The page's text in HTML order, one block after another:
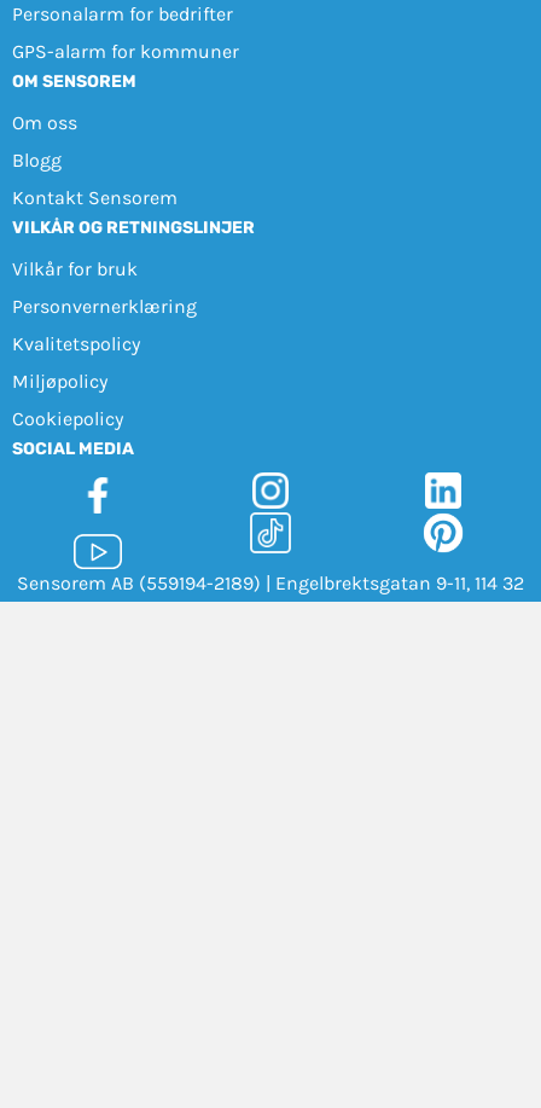
Personalarm for bedrifter
GPS-alarm for kommuner
OM SENSOREM
Om oss
Blogg
Kontakt Sensorem
VILKÅR OG RETNINGSLINJER
Vilkår for bruk
Personvernerklæring
Kvalitetspolicy
Miljøpolicy
Cookiepolicy
SOCIAL MEDIA
Sensorem AB (559194-2189) | Engelbrektsgatan 9-11, 114 32